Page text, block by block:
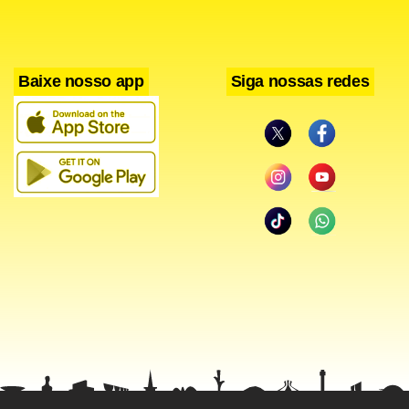
provocaram a morte do índio Galdino, em uma parada de
Baixe nosso app Siga nossas redes